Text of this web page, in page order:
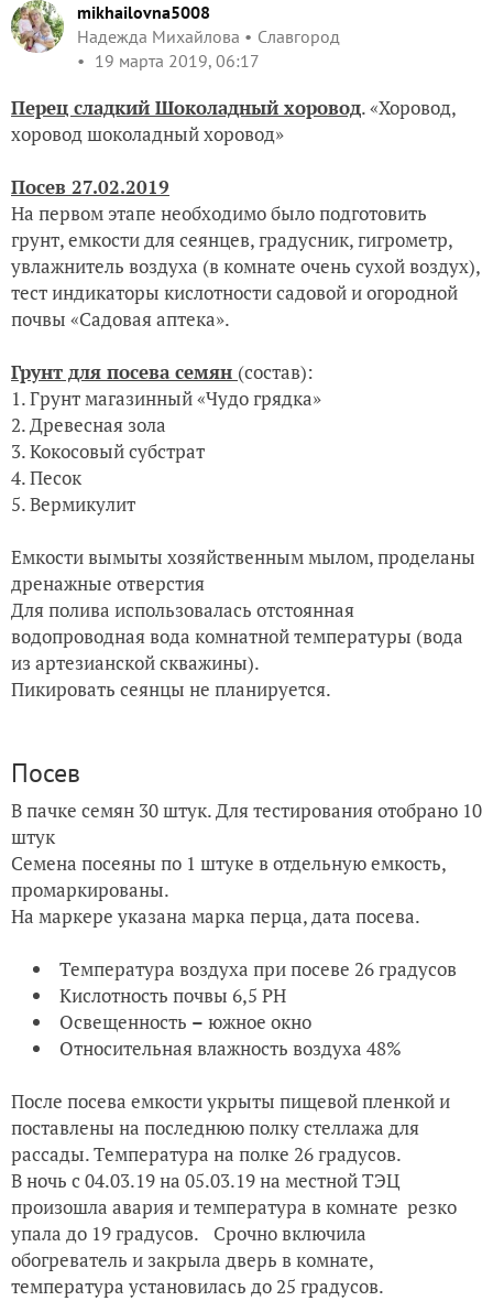
mikhailovna5008
Надежда Михайлова
Славгород
19 марта 2019, 06:17
Перец сладкий Шоколадный хоровод. «Хоровод,
хоровод шоколадный хоровод»
Посев 27.02.2019
На первом этапе необходимо было подготовить
грунт, емкости для сеянцев, градусник, гигрометр,
увлажнитель воздуха (в комнате очень сухой воздух),
тест индикаторы кислотности садовой и огородной
почвы «Садовая аптека».
Грунт для посева семян (состав):
1.Грунт магазинный «Чудо грядка»
2.Древесная зола
3.Кокосовый субстрат
4.Песок
5.Вермикулит
Емкости вымыты хозяйственным мылом, проделаны
дренажные отверстия
Для полива использовалась отстоянная
водопроводная вода комнатной температуры (вода
из артезианской скважины).
Пикировать сеянцы не планируется.
Посев
В пачке семян 30 штук. Для тестирования отобрано 10
штук
Семена посеяны по 1 штуке в отдельную емкость,
промаркированы.
На маркере указана марка перца, дата посева.
Температура воздуха при посеве 26 градусов
Кислотность почвы 6,5 PH
Освещенность – южное окно
Относительная влажность воздуха 48%
После посева емкости укрыты пищевой пленкой и
поставлены на последнюю полку стеллажа для
рассады. Температура на полке 26 градусов.
В ночь с 04.03.19 на 05.03.19 на местной ТЭЦ
произошла авария и температура в комнате резко
упала до 19 градусов.
Срочно включила
обогреватель и закрыла дверь в комнате,
температура установилась до 25 градусов.